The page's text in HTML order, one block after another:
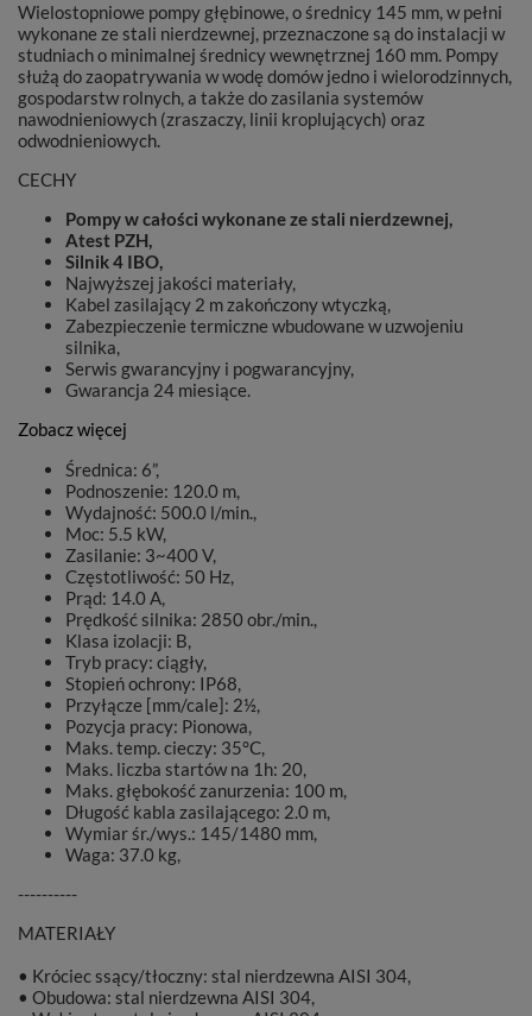
Wielostopniowe pompy głębinowe, o średnicy 145 mm, w pełni
wykonane ze stali nierdzewnej, przeznaczone są do instalacji w
studniach o minimalnej średnicy wewnętrznej 160 mm. Pompy
służą do zaopatrywania w wodę domów jedno i wielorodzinnych,
gospodarstw rolnych, a także do zasilania systemów
nawodnieniowych (zraszaczy, linii kroplujących) oraz
odwodnieniowych.
CECHY
Pompy w całości wykonane ze stali nierdzewnej,
Atest PZH,
Silnik 4 IBO,
Najwyższej jakości materiały,
Kabel zasilający 2 m zakończony wtyczką,
Zabezpieczenie termiczne wbudowane w uzwojeniu
silnika,
Serwis gwarancyjny i pogwarancyjny,
Gwarancja 24 miesiące.
Zobacz więcej
Średnica: 6”,
Podnoszenie: 120.0 m,
Wydajność: 500.0 l/min.,
Moc: 5.5 kW,
Zasilanie: 3~400 V,
Częstotliwość: 50 Hz,
Prąd: 14.0 A,
Prędkość silnika: 2850 obr./min.,
Klasa izolacji: B,
Tryb pracy: ciągły,
Stopień ochrony: IP68,
Przyłącze [mm/cale]: 2½,
Pozycja pracy: Pionowa,
Maks. temp. cieczy: 35°C,
Maks. liczba startów na 1h: 20,
Maks. głębokość zanurzenia: 100 m,
Długość kabla zasilającego: 2.0 m,
Wymiar śr./wys.: 145/1480 mm,
Waga: 37.0 kg,
----------
MATERIAŁY
• Króciec ssący/tłoczny: stal nierdzewna AISI 304,
• Obudowa: stal nierdzewna AISI 304,